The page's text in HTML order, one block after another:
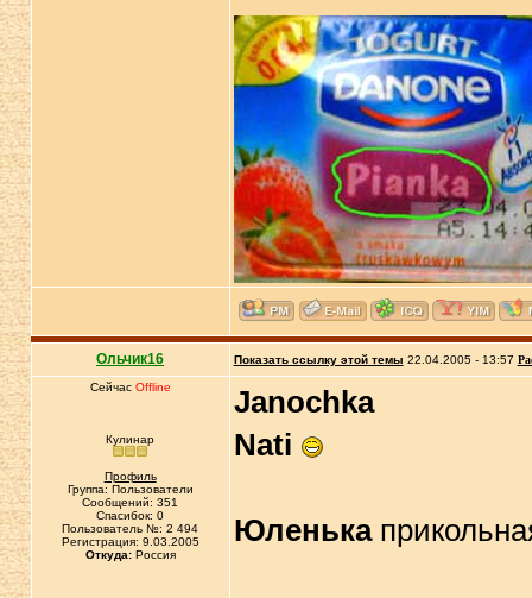
Ольчик16 Показать ссылку этой темы 22.04.2005 - 13:57
Сейчас Offline
Кулинар
Профиль
Группа: Пользователи
Сообщений: 351
Спасибок: 0
Пользователь №: 2 494
Регистрация: 9.03.2005
Откуда:Россия
Janochka
Nati
Юленька